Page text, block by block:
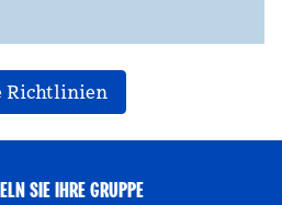
Richtlinien
SIE IHRE GRUPPE